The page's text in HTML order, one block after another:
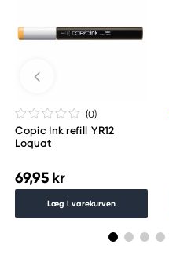
(0)
Copic Ink refill YR12
Loquat
69,95 kr
Læg i varekurven